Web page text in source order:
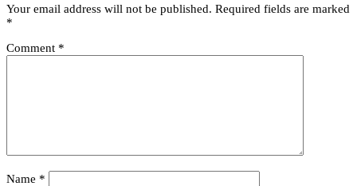
Your email address will not be published. Required fields are marked
*
Comment *
Name *